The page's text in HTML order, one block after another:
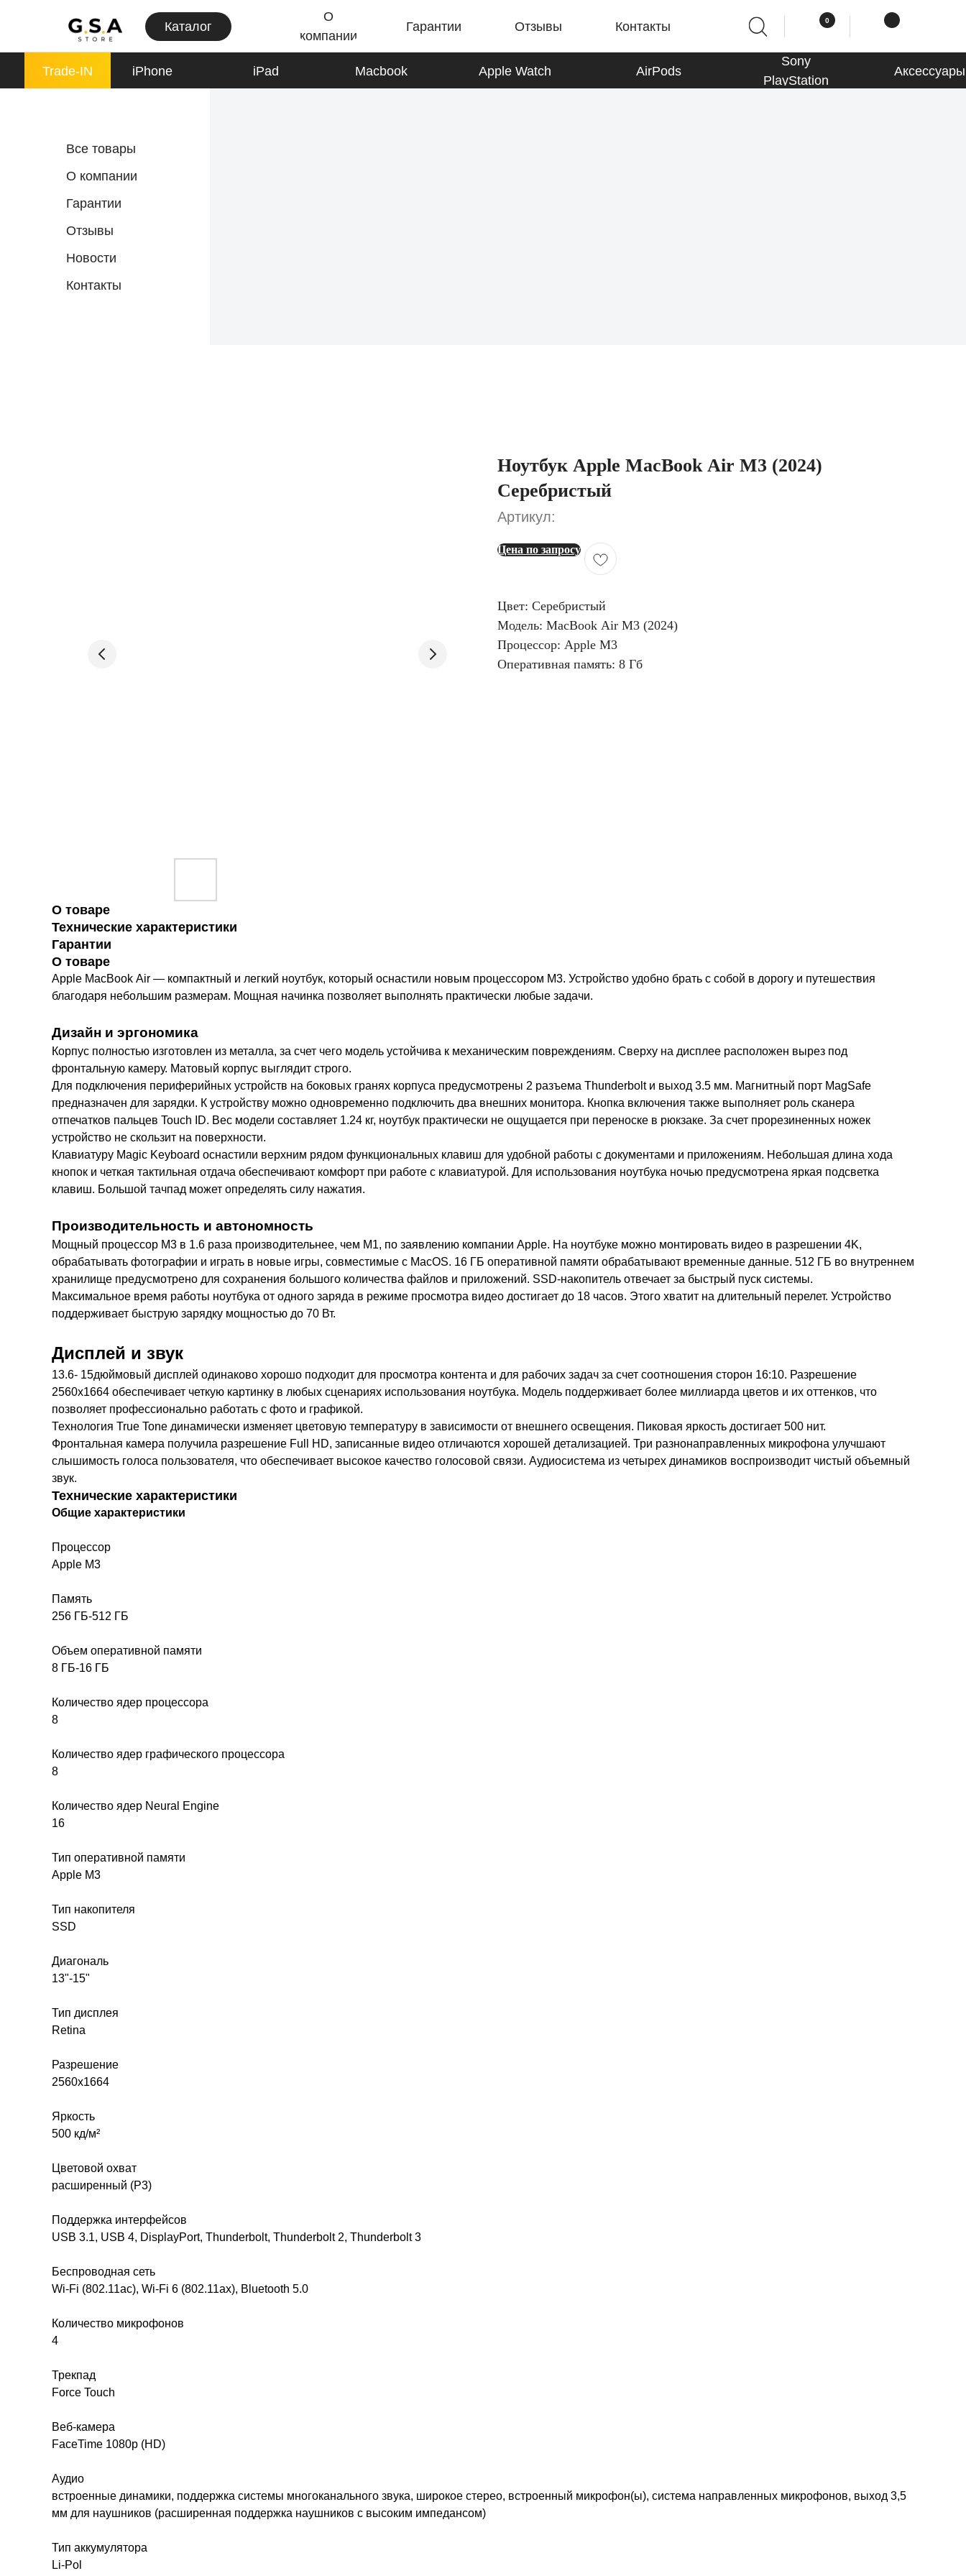
0
О
компании
Гарантии Отзывы Контакты
Каталог
Trade-IN iPhone iPad Macbook Apple Watch AirPods Аксессуары
Sony
PlayStation
О компании
Гарантии
Отзывы
Все товары
Контакты
Новости
Ноутбук Apple MacBook Air M3 (2024)
Серебристый
Артикул:
Цена по запросу
Цвет: Серебристый
Модель: MacBook Air M3 (2024)
Процессор: Apple M3
Оперативная память: 8 Гб
О товаре
Технические характеристики
Гарантии
О товаре
Apple MacBook Air — компактный и легкий ноутбук, который оснастили новым процессором M3. Устройство удобно брать с собой в дорогу и путешествия
благодаря небольшим размерам. Мощная начинка позволяет выполнять практически любые задачи.
Дизайн и эргономика
Корпус полностью изготовлен из металла, за счет чего модель устойчива к механическим повреждениям. Сверху на дисплее расположен вырез под
фронтальную камеру. Матовый корпус выглядит строго.
Для подключения периферийных устройств на боковых гранях корпуса предусмотрены 2 разъема Thunderbolt и выход 3.5 мм. Магнитный порт MagSafe
предназначен для зарядки. К устройству можно одновременно подключить два внешних монитора. Кнопка включения также выполняет роль сканера
отпечатков пальцев Touch ID. Вес модели составляет 1.24 кг, ноутбук практически не ощущается при переноске в рюкзаке. За счет прорезиненных ножек
устройство не скользит на поверхности.
Клавиатуру Magic Keyboard оснастили верхним рядом функциональных клавиш для удобной работы с документами и приложениям. Небольшая длина хода
кнопок и четкая тактильная отдача обеспечивают комфорт при работе с клавиатурой. Для использования ноутбука ночью предусмотрена яркая подсветка
клавиш. Большой тачпад может определять силу нажатия.
Производительность и автономность
Мощный процессор M3 в 1.6 раза производительнее, чем M1, по заявлению компании Apple. На ноутбуке можно монтировать видео в разрешении 4K,
обрабатывать фотографии и играть в новые игры, совместимые с MacOS. 16 ГБ оперативной памяти обрабатывают временные данные. 512 ГБ во внутреннем
хранилище предусмотрено для сохранения большого количества файлов и приложений. SSD-накопитель отвечает за быстрый пуск системы.
Максимальное время работы ноутбука от одного заряда в режиме просмотра видео достигает до 18 часов. Этого хватит на длительный перелет. Устройство
поддерживает быструю зарядку мощностью до 70 Вт.
Дисплей и звук
13.6- 15дюймовый дисплей одинаково хорошо подходит для просмотра контента и для рабочих задач за счет соотношения сторон 16:10. Разрешение
2560x1664 обеспечивает четкую картинку в любых сценариях использования ноутбука. Модель поддерживает более миллиарда цветов и их оттенков, что
позволяет профессионально работать с фото и графикой.
Технология True Tone динамически изменяет цветовую температуру в зависимости от внешнего освещения. Пиковая яркость достигает 500 нит.
Фронтальная камера получила разрешение Full HD, записанные видео отличаются хорошей детализацией. Три разнонаправленных микрофона улучшают
слышимость голоса пользователя, что обеспечивает высокое качество голосовой связи. Аудиосистема из четырех динамиков воспроизводит чистый объемный
звук.
Технические характеристики
Общие характеристики
Процессор
Apple M3
Память
256 ГБ-512 ГБ
Объем оперативной памяти
8 ГБ-16 ГБ
Количество ядер процессора
8
Количество ядер графического процессора
8
Количество ядер Neural Engine
16
Тип оперативной памяти
Apple M3
Тип накопителя
SSD
Диагональ
13"-15"
Тип дисплея
Retina
Разрешение
2560x1664
Яркость
500 кд/м²
Цветовой охват
расширенный (P3)
Поддержка интерфейсов
USB 3.1, USB 4, DisplayPort, Thunderbolt, Thunderbolt 2, Thunderbolt 3
Беспроводная сеть
Wi-Fi (802.11ac), Wi-Fi 6 (802.11ax), Bluetooth 5.0
Количество микрофонов
4
Трекпад
Force Touch
Веб-камера
FaceTime 1080p (HD)
Аудио
встроенные динамики, поддержка системы многоканального звука, широкое стерео, встроенный микрофон(ы), система направленных микрофонов, выход 3,5
мм для наушников (расширенная поддержка наушников с высоким импедансом)
Тип аккумулятора
Li-Pol